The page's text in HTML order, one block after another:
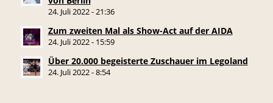
24. Juli 2022 - 21:36
Zum zweiten Mal als Show-Act auf der AIDA
24. Juli 2022 - 15:59
Über 20.000 begeisterte Zuschauer im Legoland
24. Juli 2022 - 8:54